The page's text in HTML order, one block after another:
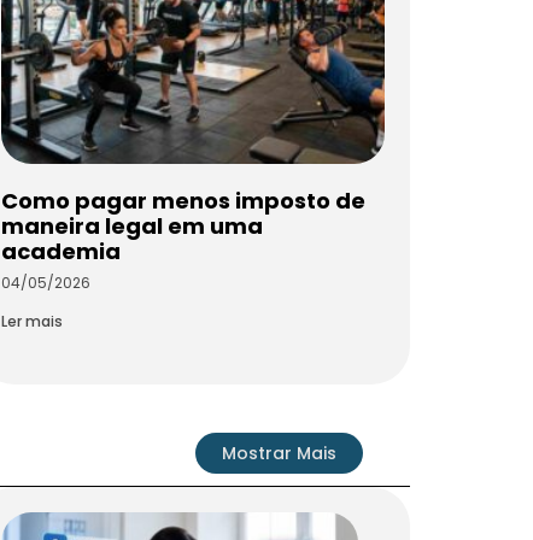
Como pagar menos imposto de
maneira legal em uma
academia
04/05/2026
Ler mais
Mostrar Mais